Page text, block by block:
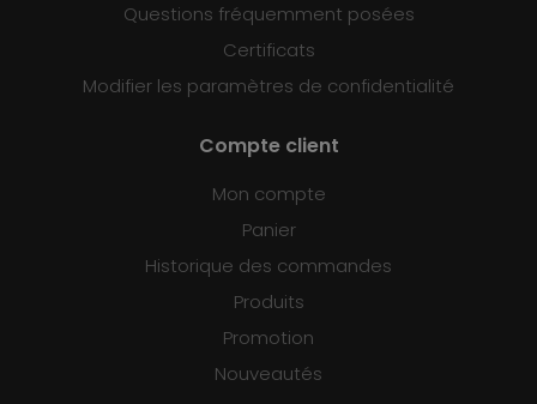
Questions fréquemment posées
Certificats
Modifier les paramètres de confidentialité
Compte client
Mon compte
Panier
Historique des commandes
Produits
Promotion
Nouveautés